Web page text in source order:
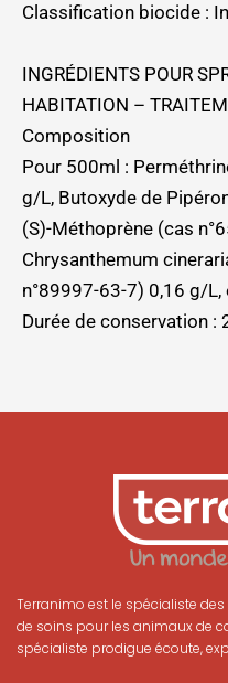
Classification biocide :
INGRÉDIENTS POUR
HABITATION –
Composition
Pour 500ml :
g/L, Butoxyde de
(S)-Méthoprène (cas
Chrysanthemum
n°89997-63-7) 0,16 g/L,
Durée de conservation :
Terranimo est le spécialiste
de soins pour les animaux de
spécialiste prodigue écoute,